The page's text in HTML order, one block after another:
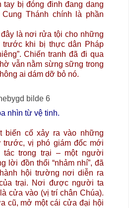
tay bị đóng đinh đang dang
Thánh chính là phần
là nơi rửa tội cho những
trước khi bị thực dân Pháp
Chiến tranh đã đi qua
vẫn nằm sừng sững trong
ai dám dỡ bỏ nó.
nhìn từ vệ tinh.
biến cố xảy ra vào những
trước, vị phó giám đốc mới
trong trại – một người
lời đồn thổi “nhảm nhí”, đã
hội trường nơi diễn ra
trại. Nơi được người ta
cửa vào (vị trí chân Chúa).
cũ, mở một cái cửa đại hội